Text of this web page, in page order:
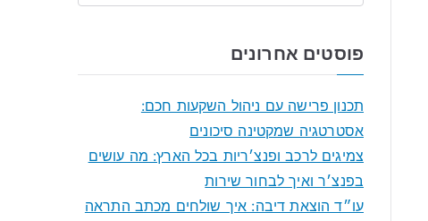
פוסטים אחרונים
תכנון פרישה עם ניהול השקעות חכם:
אסטרטגיה שמקטינה סיכונים
צמיגים לרכב ופנצ׳ריות בכל הארץ: מה עושים
בפנצ׳ר ואיך לבחור שירות
עו״ד הוצאת דיבה: איך שולחים מכתב התראה